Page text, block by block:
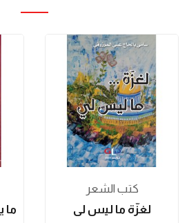
كتب الشعر
لغزّة ما ليس لي